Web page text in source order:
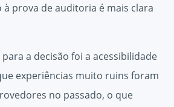
à prova de auditoria é mais clara
a decisão foi a acessibilidade
experiências muito ruins foram
no passado, o que